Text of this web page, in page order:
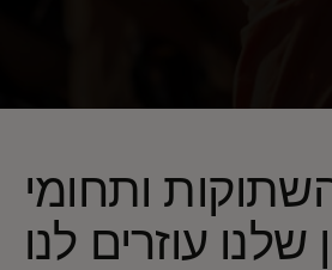
ותחומי
שלנו עוזרים לנו